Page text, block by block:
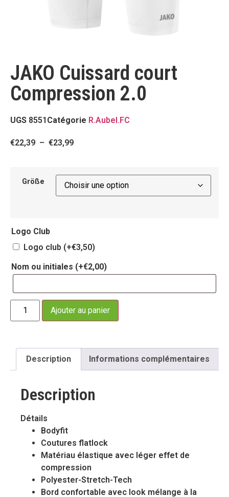
JAKO Cuissard court
Compression 2.0
UGS 8551 Catégorie R.Aubel.FC
€22,39 – €23,99
Größe
Logo Club
Logo club (+€3,50)
Nom ou initiales (+€2,00)
Ajouter au panier
Description Informations complémentaires
Description
Détails
Bodyfit
Coutures flatlock
Matériau élastique avec léger effet de
compression
Polyester-Stretch-Tech
Bord confortable avec look mélange à la